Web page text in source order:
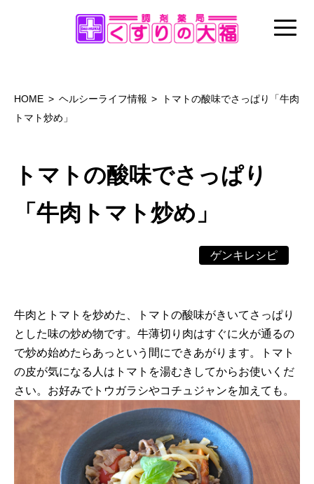
HOME ヘルシーライフ情報
トマトの酸味でさっぱり「牛肉
トマト炒め」
トマトの酸味でさっぱり
「牛肉トマト炒め」
ゲンキレシピ
牛肉とトマトを炒めた、トマトの酸味がきいてさっぱり
とした味の炒め物です。牛薄切り肉はすぐに火が通るの
で炒め始めたらあっという間にできあがります。トマト
の皮が気になる人はトマトを湯むきしてからお使いくだ
さい。お好みでトウガラシやコチュジャンを加えても。